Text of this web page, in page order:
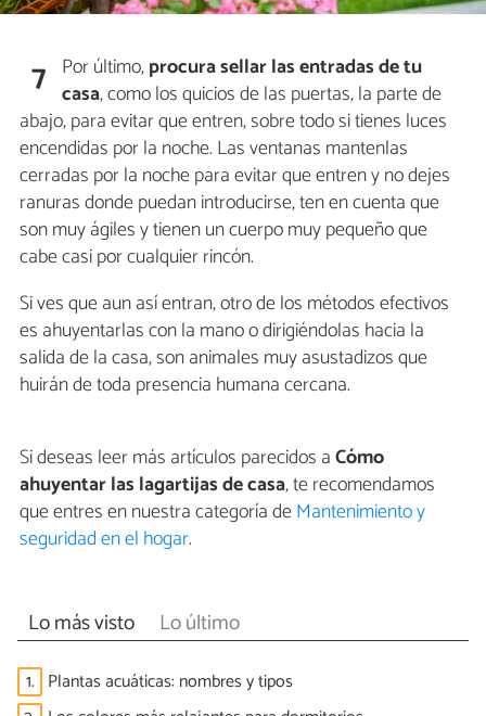
7 Por último,procura sellar las entradas de tu
casa, como los quicios de las puertas, la parte de
abajo, para evitar que entren, sobre todo si tienes luces
encendidas por la noche. Las ventanas mantenlas
cerradas por la noche para evitar que entren y no dejes
ranuras donde puedan introducirse, ten en cuenta que
son muy ágiles y tienen un cuerpo muy pequeño que
cabe casi por cualquier rincón.
Si ves que aun así entran, otro de los métodos efectivos
es ahuyentarlas con la mano o dirigiéndolas hacia la
salida de la casa, son animales muy asustadizos que
huirán de toda presencia humana cercana.
Si deseas leer más artículos parecidos aCómo
ahuyentar las lagartijas de casa, te recomendamos
que entres en nuestra categoría deMantenimiento y
seguridad en el hogar.
Lo más visto Lo último
1. Plantas acuáticas: nombres y tipos